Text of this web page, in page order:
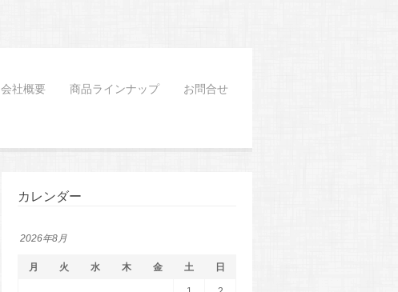
会社概要 商品ラインナップ お問合せ
カレンダー
2026年8月
月 火 水 木 金 土 日